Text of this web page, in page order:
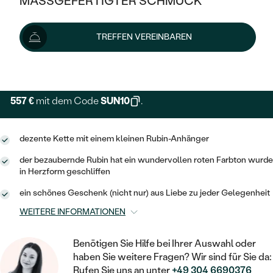
KLASSISCH
MEMOIRE
V-FORM
VINTAGE
AUSSERGEWÖHNLICHE
GEHÄMMERTE
VON HAND GRAVIERTE
MIT MEHREREN DIAMANTEN
HALO
VINTAGE
IM SET
AUSSERGEWÖHNLICH
DIAMANTEN ZUM EINFASSEN
AUSVERKAUF
WENN SCHMUCK HILFT
NACH TYP
OHRRINGE
ANHÄNGER / KETTEN
ARMBÄNDER
HERRENSCHMUCK
PLATIN
OHRSTECKER
CREOLEN
MINIMALISTISCHE
OHRHÄNGER
HERZ
GOLD
SILBER
NACH STYL
SOLITÄR
ZUR GEBURT EINES KINDES
PERSONALISIERT
MINIMALISTISCH
AUSVERKAUF
GOLD
SILBER
NACH STYL
MEMOIRE
MINIMALISTISCHE
TREFFEN VEREINBAREN
Lieferoptionen
557 € mit dem CodeSUN10 .
dezente Kette mit einem kleinen Rubin-Anhänger
der bezaubernde Rubin hat ein wundervollen roten Farbton wurde
in Herzform geschliffen
ein schönes Geschenk (nicht nur) aus Liebe zu jeder Gelegenheit
WEITERE INFORMATIONEN
Benötigen Sie Hilfe bei Ihrer Auswahl oder
haben Sie weitere Fragen? Wir sind für Sie da:
Rufen Sie uns an unter+49 304 6690376